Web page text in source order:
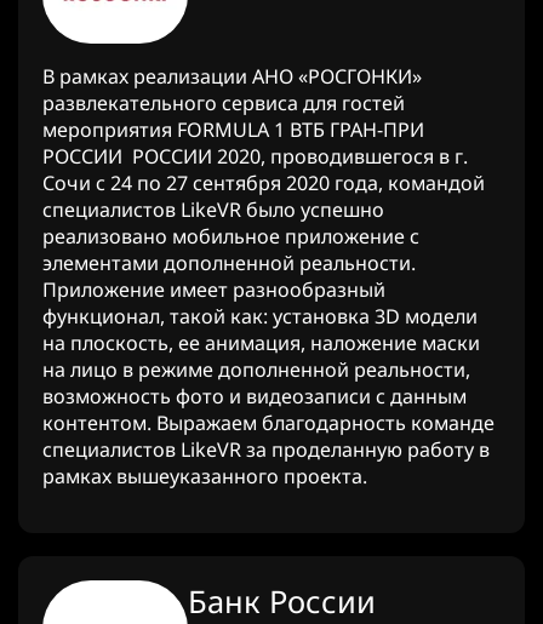
В рамках реализации АНО «РОСГОНКИ»
развлекательного сервиса для гостей
мероприятия FORMULA 1 ВТБ ГРАН-ПРИ
РОССИИ РОССИИ 2020, проводившегося в г.
Сочи с 24 по 27 сентября 2020 года, командой
специалистов LikeVR было успешно
реализовано мобильное приложение с
элементами дополненной реальности.
Приложение имеет разнообразный
функционал, такой как: установка 3D модели
на плоскость, ее анимация, наложение маски
на лицо в режиме дополненной реальности,
возможность фото и видеозаписи с данным
контентом. Выражаем благодарность команде
специалистов LikeVR за проделанную работу в
рамках вышеуказанного проекта.
Банк России